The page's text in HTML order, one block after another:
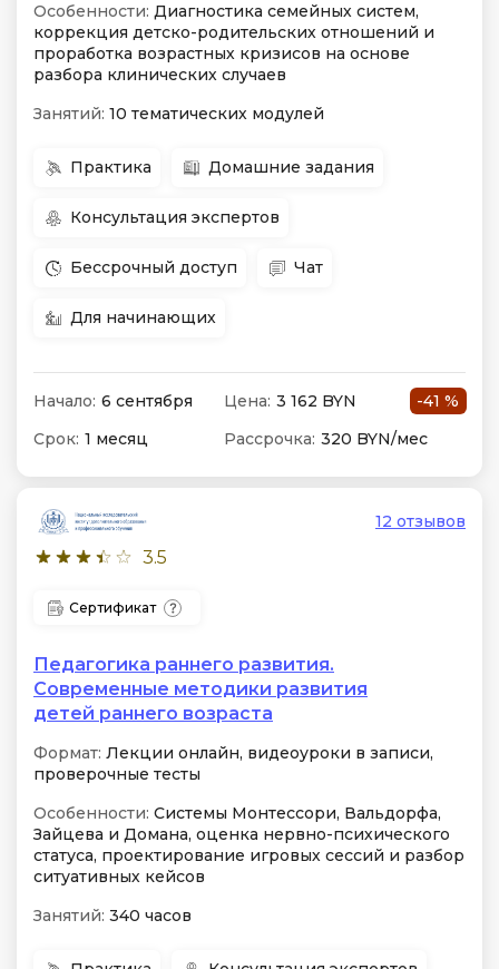
Особенности: Диагностика семейных систем,
коррекция детско-родительских отношений и
проработка возрастных кризисов на основе
разбора клинических случаев
Занятий: 10 тематических модулей
Практика Домашние задания
Консультация экспертов
Бессрочный доступ Чат
Для начинающих
Начало: 6 сентября Цена: 3 162 BYN
-41 %
Срок: 1 месяц Рассрочка: 320 BYN/мес
3.5
12 отзывов
Сертификат
Педагогика раннего развития.
Современные методики развития
детей раннего возраста
Формат: Лекции онлайн, видеоуроки в записи,
проверочные тесты
Особенности: Системы Монтессори, Вальдорфа,
Зайцева и Домана, оценка нервно-психического
статуса, проектирование игровых сессий и разбор
ситуативных кейсов
Занятий: 340 часов